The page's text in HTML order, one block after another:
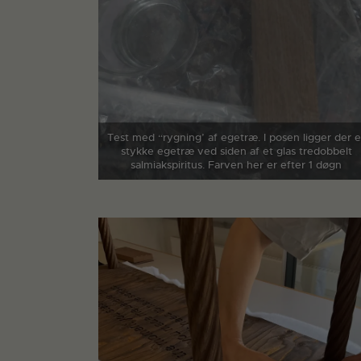
Test med “rygning’ af egetræ. I posen ligger der
stykke egetræ ved siden af et glas tredobbelt
salmiakspiritus. Farven her er efter 1 døgn